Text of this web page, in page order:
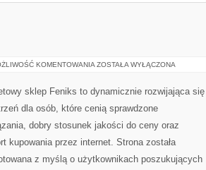
KOMENTOWANIA AI
ZOSTAŁA WYŁĄCZONA
sklep Feniks to dynamicznie rozwijająca się
dla osób, które cenią sprawdzone
dobry stosunek jakości do ceny oraz
kupowania przez internet. Strona została
z myślą o użytkownikach poszukujących